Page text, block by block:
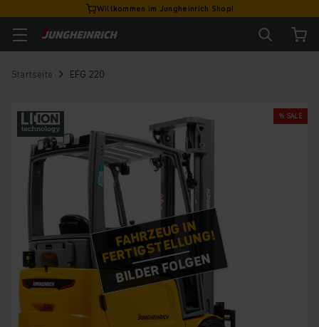
Willkommen im Jungheinrich Shop!
Startseite EFG 220
FAHRZEUG IN
FERTIGSTELLUNG!
BILDER FOLGEN
% SALE